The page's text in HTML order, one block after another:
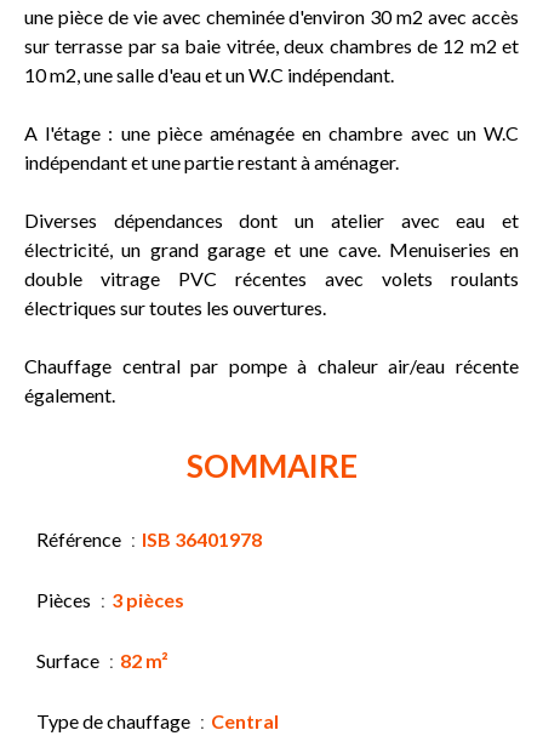
une pièce de vie avec cheminée d'environ 30 m2 avec accès
sur terrasse par sa baie vitrée, deux chambres de 12 m2 et
10 m2, une salle d'eau et un W.C indépendant.
A l'étage : une pièce aménagée en chambre avec un W.C
indépendant et une partie restant à aménager.
Diverses dépendances dont un atelier avec eau et
électricité, un grand garage et une cave. Menuiseries en
double vitrage PVC récentes avec volets roulants
électriques sur toutes les ouvertures.
Chauffage central par pompe à chaleur air/eau récente
également.
SOMMAIRE
Référence ISB 36401978
Pièces 3 pièces
Surface 82 m²
Type de chauffage Central